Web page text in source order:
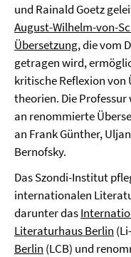
und Rainald Goetz
August-Wilhelm-von-
Übersetzung, die vom
getragen wird,
kritische Reflexion von
theorien. Die
an renommierte
an Frank Günther,
Bernofsky.
Das Szondi-Institut
internationalen
darunter das
Literaturhaus Berlin
Berlin (LCB) und